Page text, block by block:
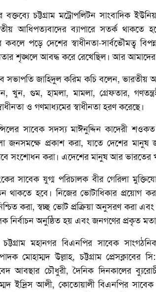
বক্তব্যে চট্টগ্রাম মট্রোপলিটন সাংবাদিক
আধিপত্যবাদের ব্যাপারে সতর্ক থাকতে
কবলে পড়ে দেশের স্বাধীনতা-সার্বভৌমত্ব
শৃঙ্খলে আবদ্ধ করে রেখেছিল। আর আমাদের
সভাপতি জাহিদুল করিম কচি বলেন,
খুন, গুম, হামলা, মামলা, গ্রেফতার,
ও গণমাধ্যমের স্বাধীনতা হরণ করেছে।
সাবেক সদস্য মাঈনুদ্দিন কাদেরী
জনসমক্ষে প্রকাশ করা, যাতে দেশের মানুষ
সংশোধন করা। এদেশের মানুষ আর
সাবেক যুগ্ম পরিচালক বীর গেরিলা
হবে। নিজের ভোটাধিকার প্রয়োগ
করা, স্বচ্ছ ভোট প্রক্রিয়া অনুসরণ করা
নির্বাচন অনুষ্ঠিত হয় এবং জনগণের প্রকৃত
মহানগর বিএনপির সাবেক
মোহাম্মদ উল্লাহ, চট্টগ্রাম
আবছার চৌধুরী, দৈনিক দিনকালের
ইদ্রিস আলী, কোতোয়ালী বিএনপির